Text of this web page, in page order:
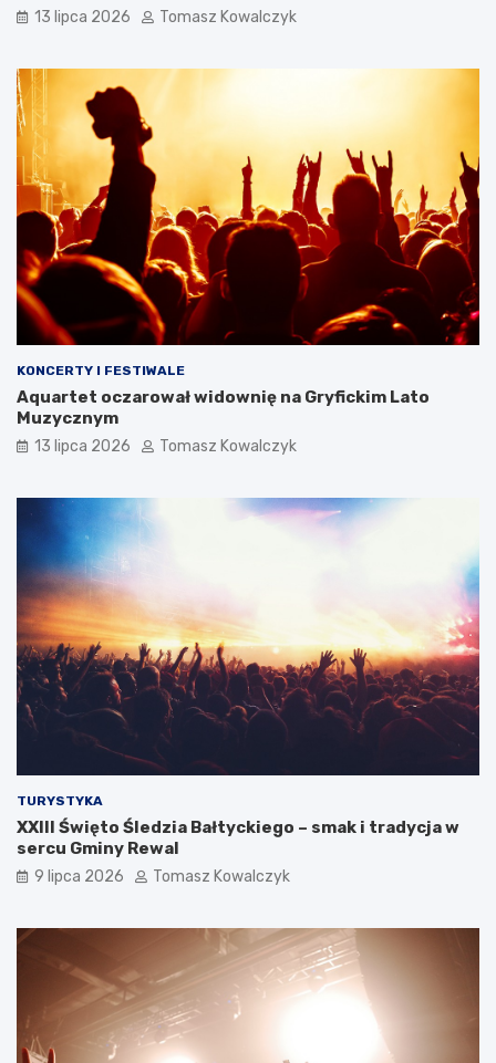
13 lipca 2026 Tomasz Kowalczyk
KONCERTY I FESTIWALE
Aquartet oczarował widownię na Gryfickim Lato
Muzycznym
13 lipca 2026 Tomasz Kowalczyk
TURYSTYKA
XXIII Święto Śledzia Bałtyckiego – smak i tradycja w
sercu Gminy Rewal
9 lipca 2026 Tomasz Kowalczyk